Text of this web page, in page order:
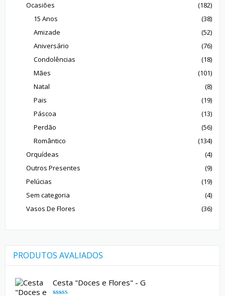
Ocasiões
(182)
15 Anos
(38)
Amizade
(52)
Aniversário
(76)
Condolências
(18)
Mães
(101)
Natal
(8)
Pais
(19)
Páscoa
(13)
Perdão
(56)
Romântico
(134)
Orquídeas
(4)
Outros Presentes
(9)
Pelúcias
(19)
Sem categoria
(4)
Vasos De Flores
(36)
PRODUTOS AVALIADOS
Cesta "Doces e Flores" - G